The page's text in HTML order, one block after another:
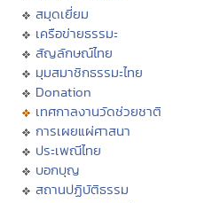
สมุดเยี่ยม
เครือข่ายธรรมะ
สัญลักษณ์ไทย
มุมสมาชิกธรรมะไทย
Donation
เทศกาลงานวัดช่วยชาติ
การเผยแผ่ศาสนา
ประเพณีไทย
บอกบุญ
สถานปฏิบัติธรรม